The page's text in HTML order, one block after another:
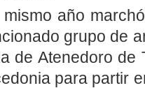
mismo año
grupo de
de Atenedoro de
para partir